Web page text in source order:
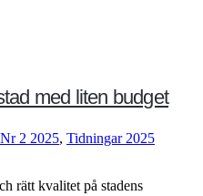
med liten budget
Nr 2 2025, Tidningar 2025
rätt kvalitet på stadens